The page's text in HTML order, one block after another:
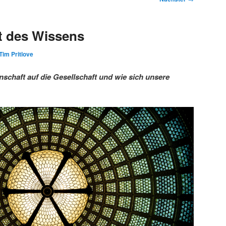
des Wissens
Pritlove
auf die Gesellschaft und wie sich unsere